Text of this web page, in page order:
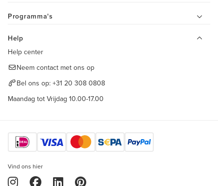
Programma's
Help
Help center
Neem contact met ons op
Bel ons op: +31 20 308 0808
Maandag tot Vrijdag 10.00-17.00
Vind ons hier